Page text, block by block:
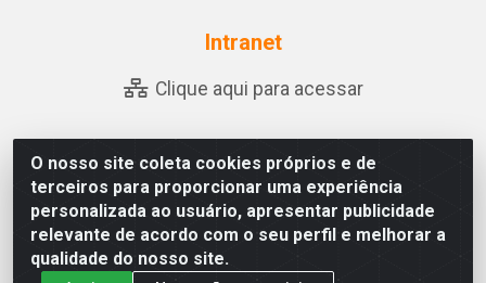
O nosso site coleta cookies próprios e de
terceiros para proporcionar uma experiência
personalizada ao usuário, apresentar publicidade
relevante de acordo com o seu perfil e melhorar a
qualidade do nosso site.
Intranet
Clique aqui para acessar
Abreu & Silva - Rua Padre Jose de Souza Leite, 265 - Ariado,
Olho D'Água das Flores/AL - CEP 57.442-000 - CNPJ
04.790.656/0001-06